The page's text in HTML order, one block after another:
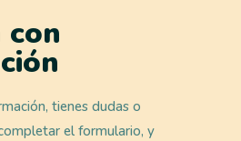
tienes dudas o
el formulario, y